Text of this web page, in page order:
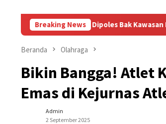
Breaking News
Cikarang Dipoles Bak Kawasan Braga, Sampah
Beranda Olahraga
Bikin Bangga! Atlet
Emas di Kejurnas
Admin
2 September 2025